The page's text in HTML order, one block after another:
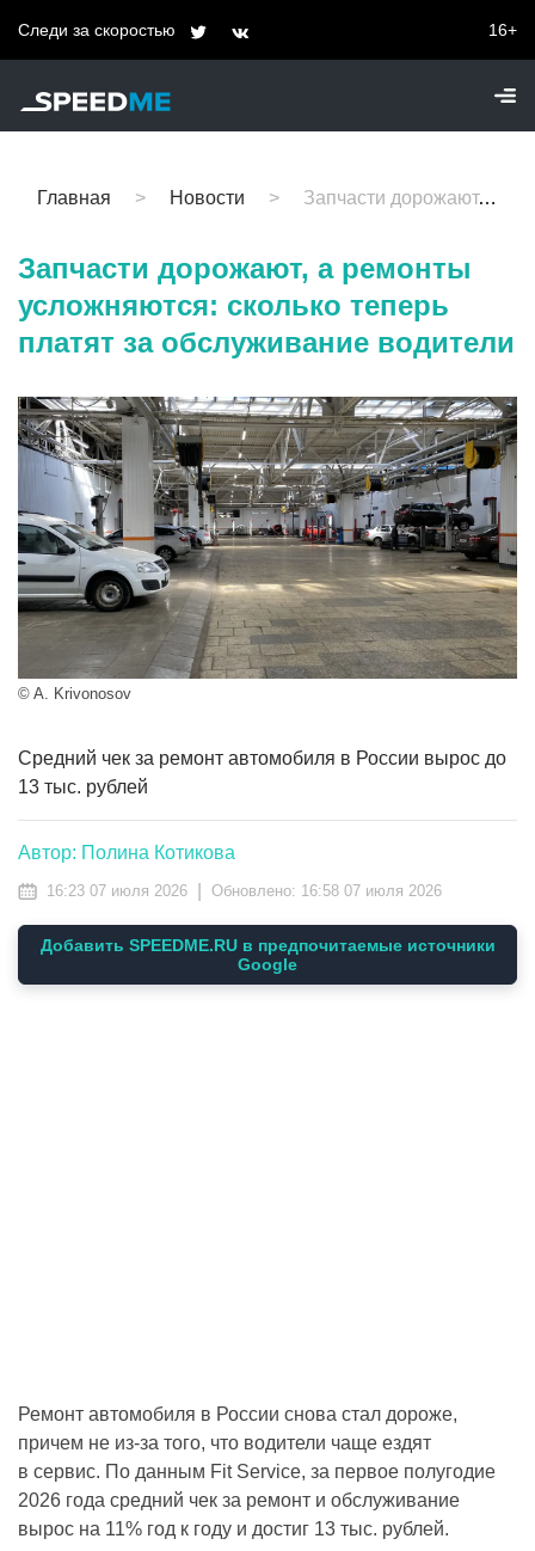
Следи за скоростью 16+
Главная Новости Запчасти дорожают, а ремонты усложняются: сколько теперь платят за обслуживание водители
Запчасти дорожают, а ремонты
усложняются: сколько теперь
платят за обслуживание водители
© A. Krivonosov
Средний чек за ремонт автомобиля в России вырос до
13 тыс. рублей
Автор: Полина Котикова
16:23 07 июля 2026 Обновлено: 16:58 07 июля 2026
Добавить SPEEDME.RU в предпочитаемые источники
Google
Ремонт автомобиля в России снова стал дороже,
причем не из-за того, что водители чаще ездят
в сервис. По данным Fit Service, за первое полугодие
2026 года средний чек за ремонт и обслуживание
вырос на 11% год к году и достиг 13 тыс. рублей.